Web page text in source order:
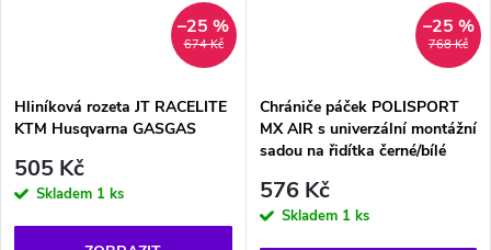
674 Kč
–25 %
Hliníková rozeta JT RACELITE
KTM Husqvarna GASGAS
505 Kč
Skladem 1 ks
768 Kč
–25 %
Chrániče páček POLISPORT
MX AIR s univerzální montážní
sadou na řidítka černé/bílé
576 Kč
Skladem 1 ks